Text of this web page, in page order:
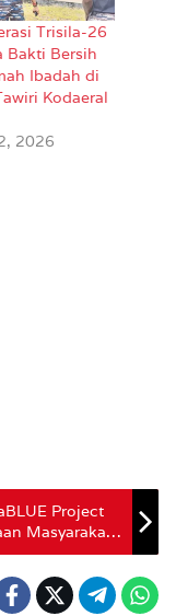
Trisila-26
Bakti Bersih
Ibadah di
Kodaeral
2026
Project
Masyarakat